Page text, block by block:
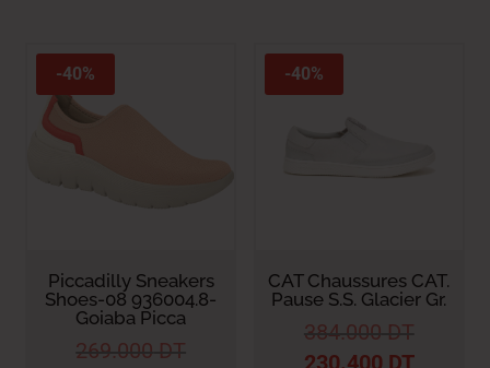
-40%
Piccadilly Sneakers
Shoes-08 936004.8-
Goiaba Picca
269.000 DT
-40%
CAT Chaussures CAT.
Pause S.S. Glacier Gr.
384.000 DT
230.400 DT